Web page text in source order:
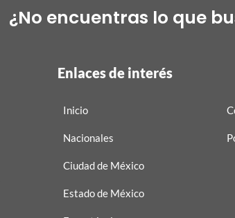
¿No encuentras lo que
Enlaces de interés
Inicio
Nacionales
Ciudad de México
Estado de México